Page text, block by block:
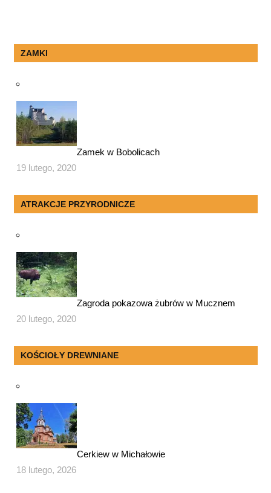
ZAMKI
Zamek w Bobolicach
19 lutego, 2020
ATRAKCJE PRZYRODNICZE
Zagroda pokazowa żubrów w Mucznem
20 lutego, 2020
KOŚCIOŁY DREWNIANE
Cerkiew w Michałowie
18 lutego, 2026